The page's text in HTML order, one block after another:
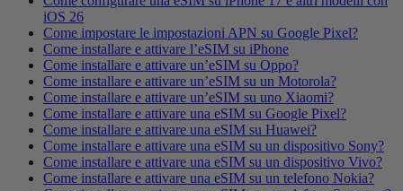
iOS 26
Come impostare le impostazioni APN su Google Pixel?
Come installare e attivare l’eSIM su iPhone
Come installare e attivare un’eSIM su Oppo?
Come installare e attivare un’eSIM su un Motorola?
Come installare e attivare un’eSIM su uno Xiaomi?
Come installare e attivare una eSIM su Google Pixel?
Come installare e attivare una eSIM su Huawei?
Come installare e attivare una eSIM su un dispositivo Sony?
Come installare e attivare una eSIM su un dispositivo Vivo?
Come installare e attivare una eSIM su un telefono Nokia?